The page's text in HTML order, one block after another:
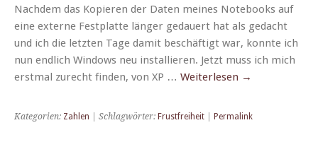
Nach­dem das Kopieren der Dat­en meines Note­books auf
eine externe Fest­plat­te länger gedauert hat als gedacht
und ich die let­zten Tage damit beschäftigt war, kon­nte ich
nun endlich Win­dows neu instal­lieren. Jet­zt muss ich mich
erst­mal zurecht find­en, von XP … Weit­er­lesen →
Kategorien: Zahlen | Schlagwörter: Frustfreiheit Permalink